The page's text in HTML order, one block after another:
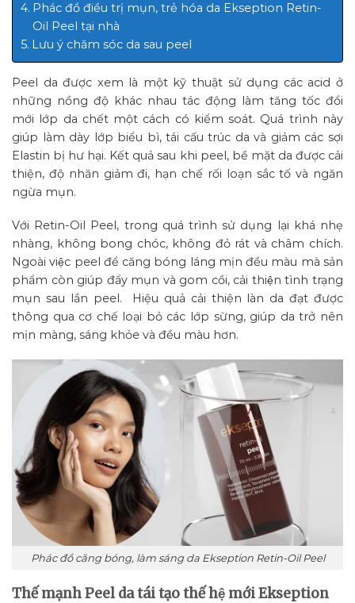
Phác đồ điều trị mụn, trẻ hóa da Ekseption Retin-
Oil Peel tại nhà
Lưu ý chăm sóc da sau peel
Peel da được xem là một kỹ thuật sử dụng các acid ở
những nồng độ khác nhau tác động làm tăng tốc đổi
mới lớp da chết một cách có kiểm soát. Quá trình này
giúp làm dày lớp biểu bì, tái cấu trúc da và giảm các sợi
Elastin bị hư hại. Kết quả sau khi peel, bề mặt da được cải
thiện, độ nhăn giảm đi, hạn chế rối loạn sắc tố và ngăn
ngừa mụn.
Với Retin-Oil Peel, trong quá trình sử dụng lại khá nhẹ
nhàng, không bong chóc, không đỏ rát và châm chích.
Ngoài việc peel để căng bóng láng mịn đều màu mà sản
phẩm còn giúp đẩy mụn và gom cồi, cải thiện tình trạng
mụn sau lần peel. Hiệu quả cải thiện làn da đạt được
thông qua cơ chế loại bỏ các lớp sừng, giúp da trở nên
mịn màng, sáng khỏe và đều màu hơn.
Phác đồ căng bóng, làm sáng da Ekseption Retin-Oil Peel
Thế mạnh Peel da tái tạo thế hệ mới Ekseption